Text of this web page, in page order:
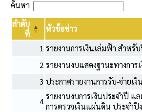
ค้นหา
ลำดับ
ที่
หัวข้อข่าว
1 รายงานการเงินเล่มฟ้า สำห
2 รายงานงบแสดงฐานะทางกา
3 ประกาศรายงานการรับ-จ่าย
4รายงานงบการเงินประจำปี แ
การตรวจเงินแผ่นดิน ประจำ